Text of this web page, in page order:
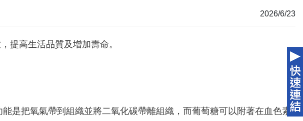
2026/6/23
提高生活品質及增加壽命。
是把氧氣帶到組織並將二氧化碳帶離組織，而葡萄糖可以附著在血色素